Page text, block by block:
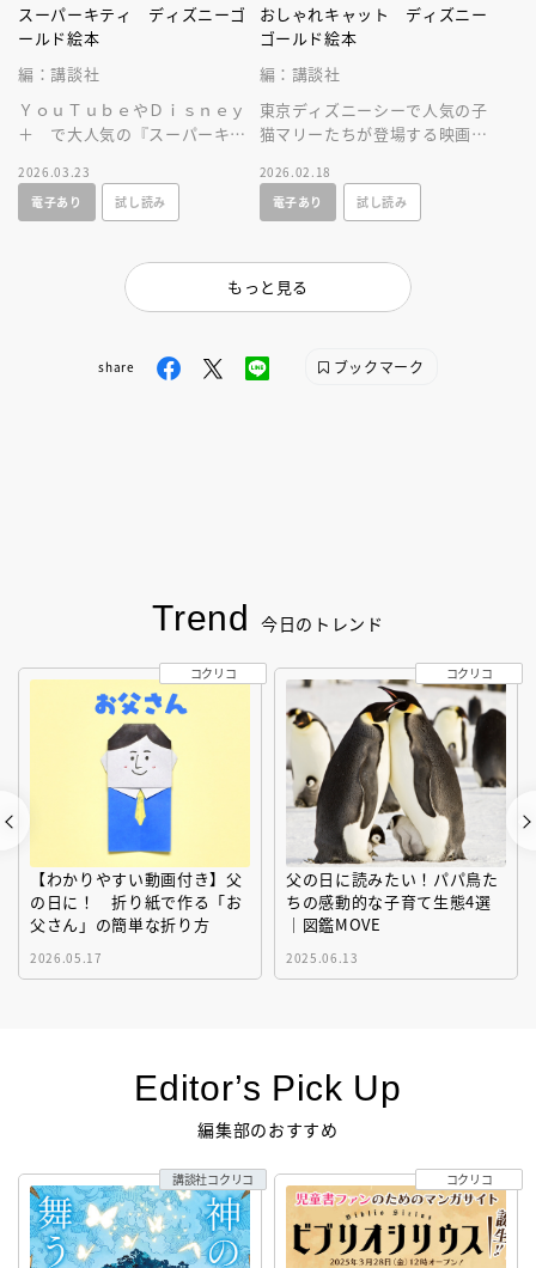
スーパーキティ ディズニーゴ
ールド絵本
編：講談社
ＹｏｕＴｕｂｅやＤｉｓｎｅｙ
＋ で大人気の『スーパーキテ
場！ 読みきかせや、はじめて
のひとり読みに！
2026.03.23
電子あり
試し読み
おしゃれキャット ディズニー
ゴールド絵本
編：講談社
東京ディズニーシーで人気の子
猫マリーたちが登場する映画
す。原作を知るとさらにパーク
を楽しめます！
2026.02.18
電子あり
試し読み
もっと見る
share ブックマーク
Trend 今日のトレンド
【わかりやすい動画付き】父
の日に！ 折り紙で作る「お
父さん」の簡単な折り方
2026.05.17
コクリコ
父の日に読みたい！パパ鳥た
ちの感動的な子育て生態4選
｜図鑑MOVE
2025.06.13
コクリコ
Editor’s Pick Up
編集部のおすすめ
講談社コクリコ コクリコ